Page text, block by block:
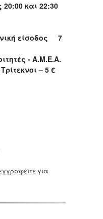
20:00 και 22:30
είσοδος 7
- Α.Μ.Ε.Α.
– 5 €
για